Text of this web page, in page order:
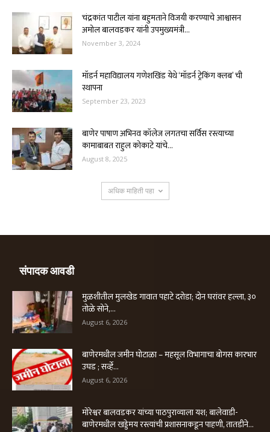
चंद्रकांत पाटील यांना बहुमताने विजयी करण्याचे आश्वासन
अमोल बालवडकर यांनी उपमुख्यमंत्री...
November 3, 2024
मॉडर्न महाविद्यालय गणेशखिंड येथे ‘मॉडर्न ट्रेकिंग क्लब’ ची
स्थापना
September 23, 2023
बाणेर पाषाण अभिनव कॉलेज लगतचा सर्विस रस्त्याच्या
कामाबाबत राहुल कोकाटे यांचे...
August 8, 2025
अधिक माहिती पहा
संपादक आवडी
मुळशीतील मुलखेड गावात पहाटे दरोडा; दोन घरांवर हल्ला, ३०
तोळे सोने,...
August 6, 2026
बाणेरमधील जमीन घोटाळा – महसूल विभागाचा बोगस कारभार
उघड ; सर्व्हे...
August 6, 2026
मोरेश्वर बालवडकर यांच्या पाठपुराव्याला यश; बालेवाडी-
बाणेरमधील खड्डेमय रस्त्यांची प्रशासनाकडून पाहणी, तातडीने...